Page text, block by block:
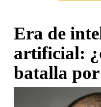
Era de
artificial:
batalla